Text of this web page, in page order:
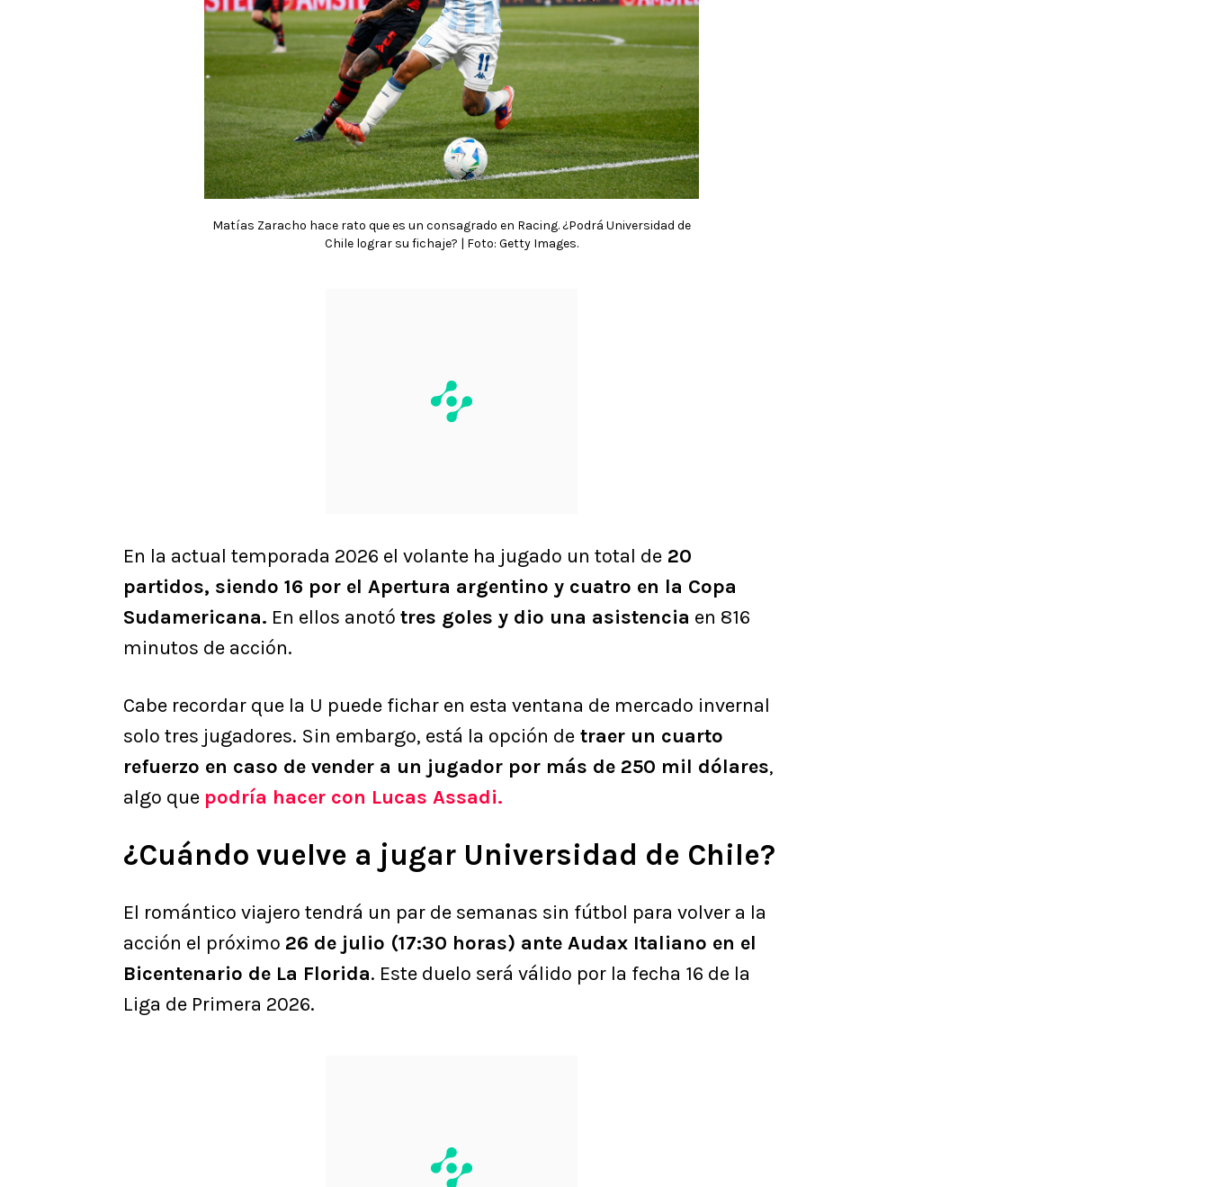
Matías Zaracho hace rato que es un consagrado en Racing. ¿Podrá Universidad de
Chile lograr su fichaje? | Foto: Getty Images.
En la actual temporada 2026 el volante ha jugado un total de 20
partidos, siendo 16 por el Apertura argentino y cuatro en la Copa
Sudamericana. En ellos anotó tres goles y dio una asistencia en 816
minutos de acción.
Cabe recordar que la U puede fichar en esta ventana de mercado invernal
solo tres jugadores. Sin embargo, está la opción de traer un cuarto
refuerzo en caso de vender a un jugador por más de 250 mil dólares,
algo que podría hacer con Lucas Assadi.
¿Cuándo vuelve a jugar Universidad de Chile?
El romántico viajero tendrá un par de semanas sin fútbol para volver a la
acción el próximo 26 de julio (17:30 horas) ante Audax Italiano en el
Bicentenario de La Florida. Este duelo será válido por la fecha 16 de la
Liga de Primera 2026.